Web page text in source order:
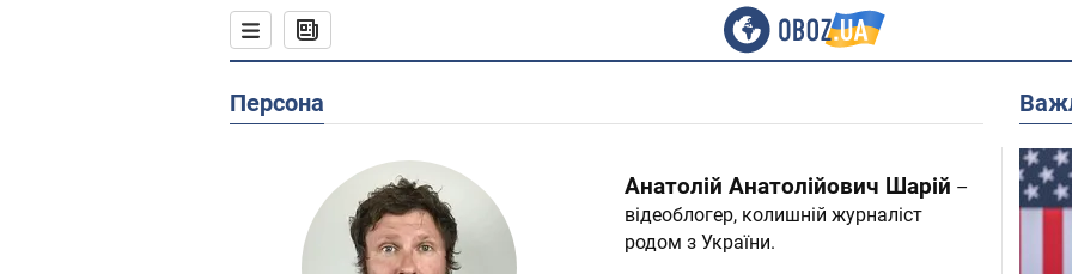
Персона
Анатолій Анатолійович Шарій –
відеоблогер, колишній журналіст
родом з України.